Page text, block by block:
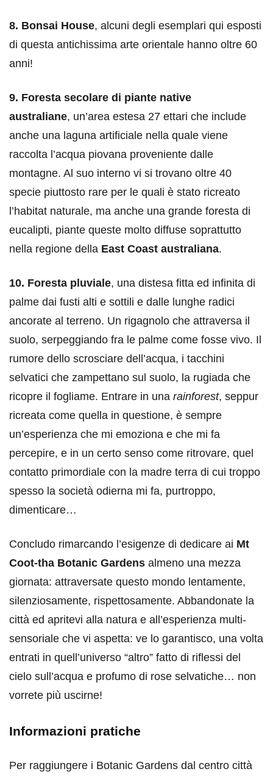
8. Bonsai House, alcuni degli esemplari qui esposti
di questa antichissima arte orientale hanno oltre 60
anni!
9. Foresta secolare di piante native
australiane, un’area estesa 27 ettari che include
anche una laguna artificiale nella quale viene
raccolta l’acqua piovana proveniente dalle
montagne. Al suo interno vi si trovano oltre 40
specie piuttosto rare per le quali è stato ricreato
l’habitat naturale, ma anche una grande foresta di
eucalipti, piante queste molto diffuse soprattutto
nella regione della East Coast australiana.
10. Foresta pluviale, una distesa fitta ed infinita di
palme dai fusti alti e sottili e dalle lunghe radici
ancorate al terreno. Un rigagnolo che attraversa il
suolo, serpeggiando fra le palme come fosse vivo. Il
rumore dello scrosciare dell’acqua, i tacchini
selvatici che zampettano sul suolo, la rugiada che
ricopre il fogliame. Entrare in una rainforest, seppur
ricreata come quella in questione, è sempre
un’esperienza che mi emoziona e che mi fa
percepire, e in un certo senso come ritrovare, quel
contatto primordiale con la madre terra di cui troppo
spesso la società odierna mi fa, purtroppo,
dimenticare…
Concludo rimarcando l’esigenze di dedicare ai Mt
Coot-tha Botanic Gardens almeno una mezza
giornata: attraversate questo mondo lentamente,
silenziosamente, rispettosamente. Abbandonate la
città ed apritevi alla natura e all’esperienza multi-
sensoriale che vi aspetta: ve lo garantisco, una volta
entrati in quell’universo “altro” fatto di riflessi del
cielo sull’acqua e profumo di rose selvatiche… non
vorrete più uscirne!
Informazioni pratiche
Per raggiungere i Botanic Gardens dal centro città